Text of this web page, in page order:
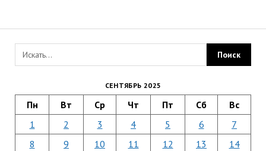
СЕНТЯБРЬ 2025
Пн Вт Ср Чт Пт Сб Вс
1 2 3 4 5 6
7
8
9 10 11 12 13
14